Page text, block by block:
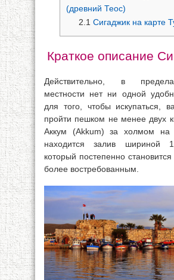
(древний Теос)
2.1 Сигаджик на карте
Краткое описание
Действительно, в
местности нет ни одной
для того, чтобы искупаться,
пройти пешком не менее двух
Аккум (Akkum) за холмом на
находится залив шириной
который постепенно
более востребованным.